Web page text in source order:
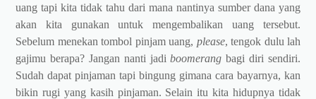
uang tapi kita tidak tahu dari mana nantinya sumber dana yang
akan kita gunakan untuk mengembalikan uang tersebut.
Sebelum menekan tombol pinjam uang, please, tengok dulu lah
gajimu berapa? Jangan nanti jadiboomerang bagi diri sendiri.
Sudah dapat pinjaman tapi bingung gimana cara bayarnya, kan
bikin rugi yang kasih pinjaman. Selain itu kita hidupnya tidak